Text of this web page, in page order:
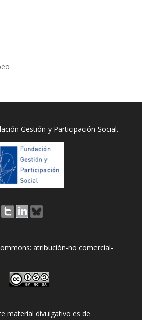
Gestión y Participación Social.
atribución-no comercial-
material divulgativo es de